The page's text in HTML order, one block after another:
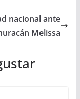
nacional ante
Melissa